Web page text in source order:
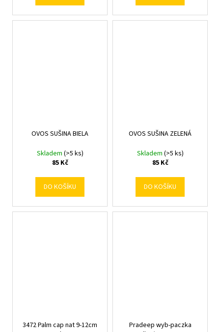
OVOS SUŠINA BIELA
Skladem (>5 ks)
85 Kč
DO KOŠÍKU
OVOS SUŠINA ZELENÁ
Skladem (>5 ks)
85 Kč
DO KOŠÍKU
3472 Palm cap nat 9-12cm
Pradeep wyb-paczka